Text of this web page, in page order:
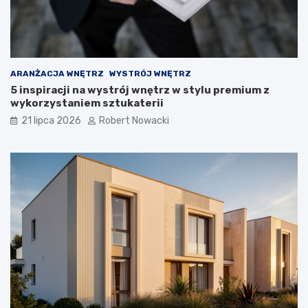
z
w
i
z
a
n
i
ARANŻACJA WNĘTRZ WYSTRÓJ WNĘTRZ
5 inspiracji na wystrój wnętrz w stylu premium z
wykorzystaniem sztukaterii
21 lipca 2026 Robert Nowacki